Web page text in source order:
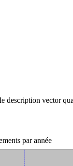
description vector
par année